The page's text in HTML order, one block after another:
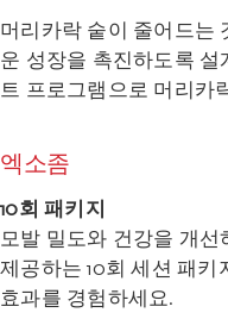
머리카락 숱이 줄어드는
운 성장을 촉진하도록 설
트 프로그램으로 머리카
엑소좀
10회 패키지
모발 밀도와 건강을 개
제공하는 10회 세션 패키
효과를 경험하세요.